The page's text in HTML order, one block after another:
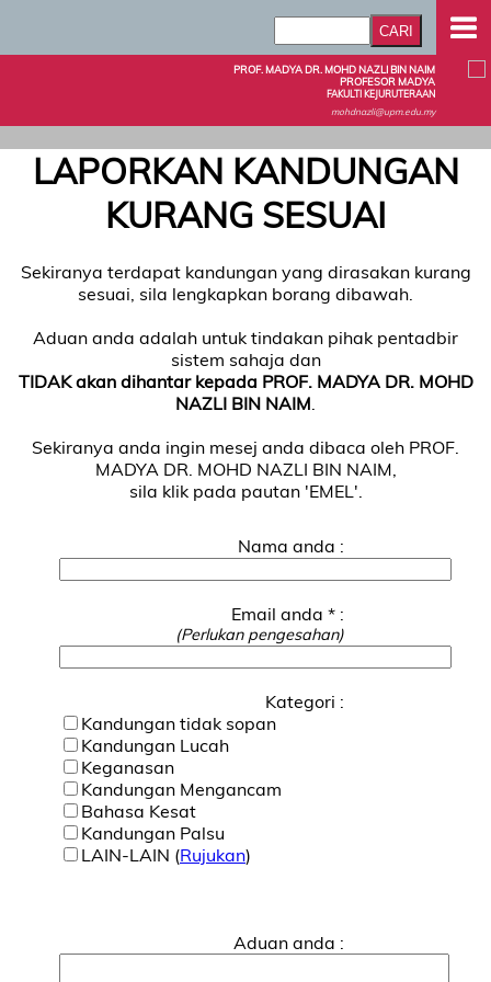
PROF. MADYA DR. MOHD NAZLI BIN NAIM
PROFESOR MADYA
FAKULTI KEJURUTERAAN
mohdnazli@upm.edu.my
LAPORKAN KANDUNGAN
KURANG SESUAI
Sekiranya terdapat kandungan yang dirasakan kurang
sesuai, sila lengkapkan borang dibawah.
Aduan anda adalah untuk tindakan pihak pentadbir
sistem sahaja dan
TIDAK akan dihantar kepada PROF. MADYA DR. MOHD
NAZLI BIN NAIM
Sekiranya anda ingin mesej anda dibaca oleh PROF.
MADYA DR. MOHD NAZLI BIN NAIM,
sila klik pada pautan 'EMEL'.
Nama anda :
Email anda * :
(Perlukan pengesahan)
Kategori :
Kandungan tidak sopan
Kandungan Lucah
Keganasan
Kandungan Mengancam
Bahasa Kesat
Kandungan Palsu
LAIN-LAIN (Rujukan)
Aduan anda :